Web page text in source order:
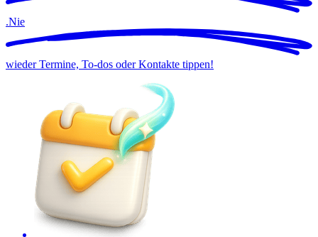
.Nie
wieder Termine, To-dos oder Kontakte tippen!